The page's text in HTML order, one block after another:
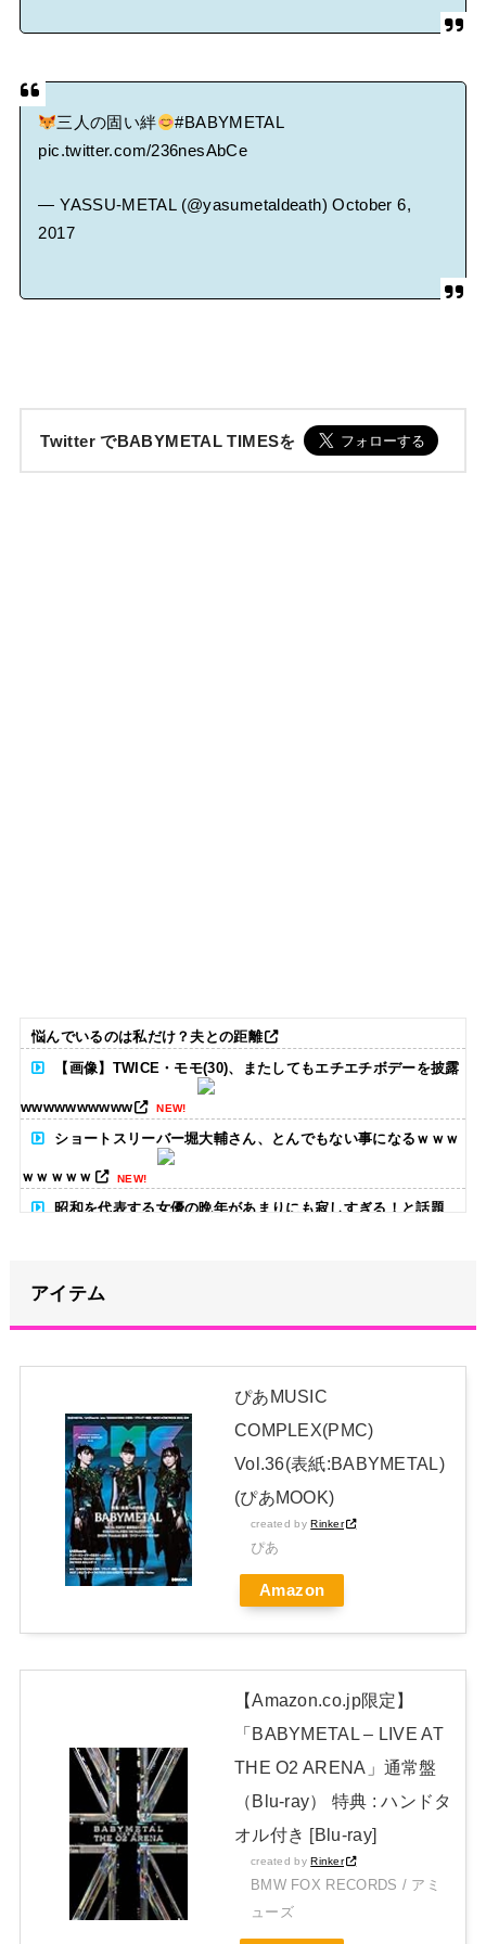
三人の固い絆
#BABYMETAL
pic.twitter.com/236nesAbCe
— YASSU-METAL (@yasumetaldeath)October 6,
2017
Twitter でBABYMETAL TIMESを
悩んでいるのは私だけ？夫との距離
【画像】TWICE・モモ(30)、またしてもエチエチボデーを披露
wwwwwwwwww NEW!
ショートスリーバー堀大輔さん、とんでもない事になるｗｗｗ
ｗｗｗｗｗ NEW!
昭和を代表する女優の晩年があまりにも寂しすぎる！と話題
【画像】スリムクラブ真栄田、日高屋で『限界突破のドカ食
い』を披露するｗｗｗｗｗｗ
原菜乃華、長岡花火に負けない“浴衣姿”！透明感がヤバい「と
びきりに綺麗です…！」【画像】 NEW!
原菜乃華、長岡花火に負けない“浴衣姿”！透明感がヤバい「と
びきりに綺麗です…！」【画像】 NEW!
日本独自企画・限定生産盤「METAL FORTH (DELUXE
JAPAN EDITION)」着弾
【BABYMETAL】METAL FORTH DELUXE JAPAN EDITION
アイテム
ぴあMUSIC
COMPLEX(PMC)
Vol.36(表紙:BABYMETAL)
(ぴあMOOK)
created byRinker
ぴあ
Amazon
【Amazon.co.jp限定】
「BABYMETAL – LIVE AT
THE O2 ARENA」通常盤
（Blu-ray） 特典 : ハンドタ
オル付き [Blu-ray]
created byRinker
BMW FOX RECORDS / アミ
ューズ